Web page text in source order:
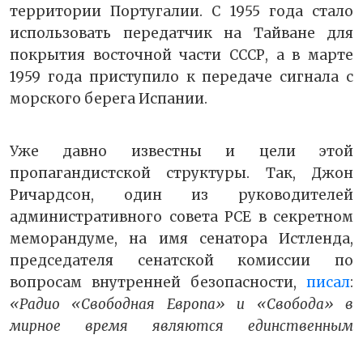
территории Португалии. С 1955 года стало
использовать передатчик на Тайване для
покрытия восточной части СССР, а в марте
1959 года приступило к передаче сигнала с
морского берега Испании.
Уже давно известны и цели этой
пропагандистской структуры. Так, Джон
Ричардсон, один из руководителей
административного совета PCЕ в секретном
меморандуме, на имя сенатора Истленда,
председателя сенатской комиссии по
вопросам внутренней безопасности, писал:
«Радио «Свободная Европа» и «Свобода» в
мирное время являются единственным